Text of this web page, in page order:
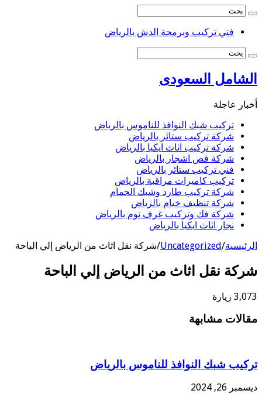
فني تركيب وبرمجة الدش بالرياض
السعودى
عاجلة
تركيب شبك النوافذ للناموس بالرياض
شركة تركيب ستائر بالرياض
شركة تركيب اثاث ايكيا بالرياض
شركة قص اشجار بالرياض
فني تركيب ستائر بالرياض
تركيب كاميرات مراقبة بالرياض
شركة تركيب طارد وشبك الحمام
شركة تنظيف خيام بالرياض
شركة فك وتركيب غرف نوم بالرياض
نجار اثاث ايكيا بالرياض
/
Uncategorized
/شركة نقل اثاث من الرياض إلي الباحة
نقل اثاث من الرياض إلي الباحة
زيارة
مشابهة
شبك النوافذ للناموس بالرياض
26, 2024